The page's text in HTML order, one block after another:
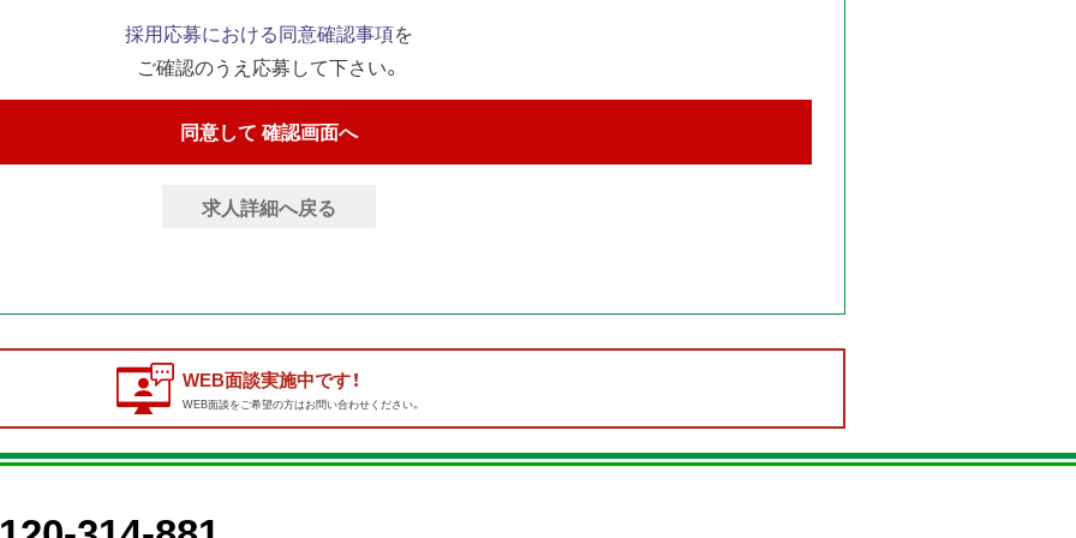
採用応募における同意確認事項を
ご確認のうえ応募して下さい。
求人詳細へ戻る
WEB面談実施中です！
WEB面談をご希望の方はお問い合わせください。